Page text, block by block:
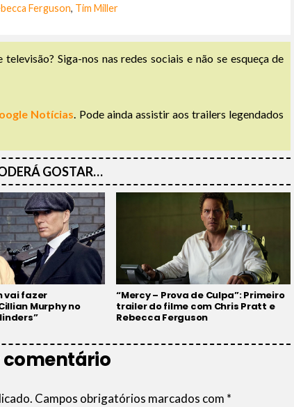
Ferguson, Tim Miller
Siga-nos nas redes sociais e não se esqueça de
Notícias. Pode ainda assistir aos trailers legendados
GOSTAR…
vai fazer
Murphy no
“Mercy – Prova de Culpa”: Primeiro
trailer do filme com Chris Pratt e
Rebecca Ferguson
comentário
Campos obrigatórios marcados com *